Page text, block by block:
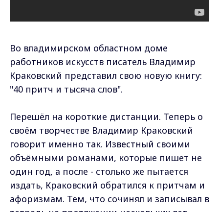
Во владимирском областном доме
работников искусств писатель Владимир
Краковский представил свою новую книгу:
"40 притч и тысяча слов".
Перешёл на короткие дистанции. Теперь о
своём творчестве Владимир Краковский
говорит именно так. Известный своими
объёмными романами, которые пишет не
один год, а после - столько же пытается
издать, Краковский обратился к притчам и
афоризмам. Тем, что сочинял и записывал в